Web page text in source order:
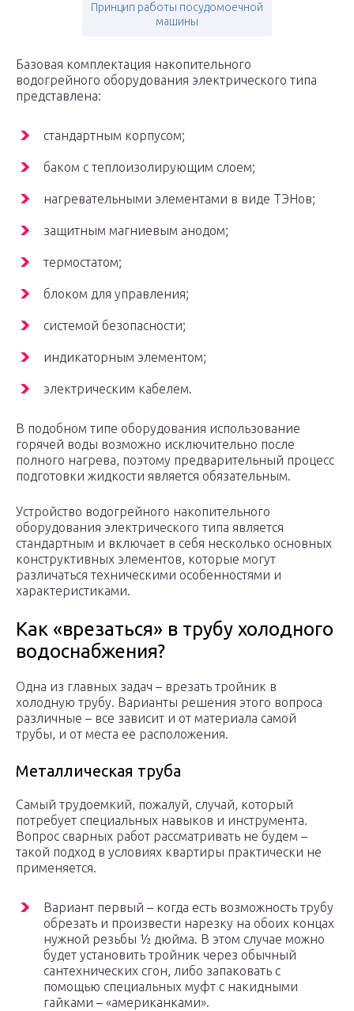
Принцип работы посудомоечной
машины
Базовая комплектация накопительного
водогрейного оборудования электрического типа
представлена:
стандартным корпусом;
баком с теплоизолирующим слоем;
нагревательными элементами в виде ТЭНов;
защитным магниевым анодом;
термостатом;
блоком для управления;
системой безопасности;
индикаторным элементом;
электрическим кабелем.
В подобном типе оборудования использование
горячей воды возможно исключительно после
полного нагрева, поэтому предварительный процесс
подготовки жидкости является обязательным.
Устройство водогрейного накопительного
оборудования электрического типа является
стандартным и включает в себя несколько основных
конструктивных элементов, которые могут
различаться техническими особенностями и
характеристиками.
Как «врезаться» в трубу холодного
водоснабжения?
Одна из главных задач – врезать тройник в
холодную трубу. Варианты решения этого вопроса
различные – все зависит и от материала самой
трубы, и от места ее расположения.
Металлическая труба
Самый трудоемкий, пожалуй, случай, который
потребует специальных навыков и инструмента.
Вопрос сварных работ рассматривать не будем –
такой подход в условиях квартиры практически не
применяется.
Вариант первый – когда есть возможность трубу
обрезать и произвести нарезку на обоих концах
нужной резьбы ½ дюйма. В этом случае можно
будет установить тройник через обычный
сантехнических сгон, либо запаковать с
помощью специальных муфт с накидными
гайками – «американками».